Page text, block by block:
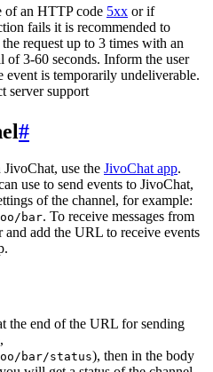
of an HTTP code 5xx or if
fails it is recommended to
the request up to 3 times with an
of 3-60 seconds. Inform the user
event is temporarily undeliverable.
server support
#
use the JivoChat app.
use to send events to JivoChat,
of the channel, for example:
bar. To receive messages from
and add the URL to receive events
the end of the URL for sending
bar/status), then in the body